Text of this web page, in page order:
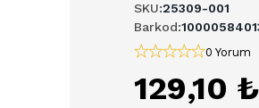
SKU:25309-001
Barkod:
0 Yorum
129,10 ₺